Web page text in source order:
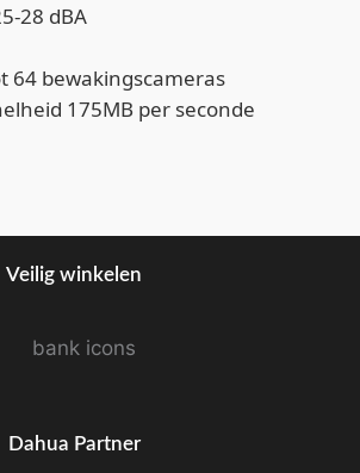
28 dBA
64 bewakingscameras
175MB per seconde
Veilig winkelen
Dahua Partner